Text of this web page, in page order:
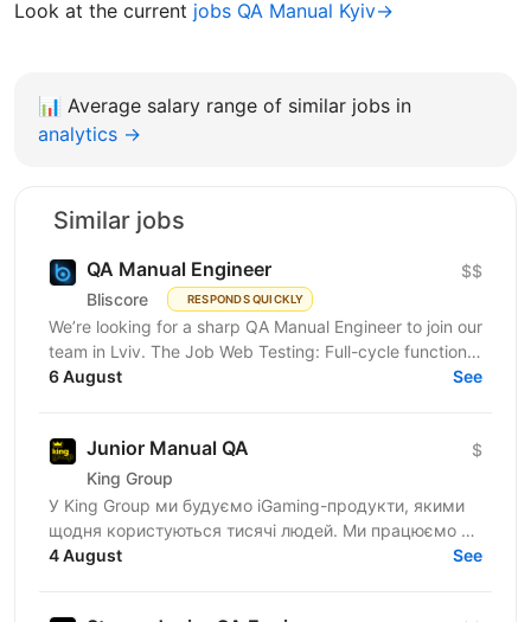
Look at the current jobs QA Manual Kyiv→
📊 Average salary range of similar jobs in
analytics →
Similar jobs
QA Manual Engineer
Bliscore RESPONDS QUICKLY
$$
We’re looking for a sharp QA Manual Engineer to join our
team in Lviv. The Job Web Testing: Full-cycle functional
and non-functional testing. Analysis:...
6 August See
Junior Manual QA
King Group
$
У King Group ми будуємо iGaming-продукти, якими
щодня користуються тисячі людей. Ми працюємо на
ринках України та Tier 1, розвиваємо 20+ брендів і...
4 August See